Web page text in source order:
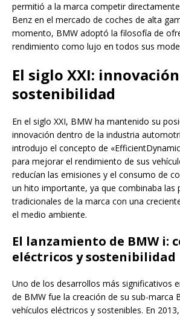
permitió a la marca competir
Benz en el mercado de coches de alta
momento, BMW adoptó la filosofía de
rendimiento como lujo en todos sus
El siglo XXI:
sostenibilidad
En el siglo XXI, BMW ha mantenido su
innovación dentro de la industria
introdujo el concepto de
para mejorar el rendimiento de sus
reducían las emisiones y el consumo de
un hito importante, ya que combinaba las
tradicionales de la marca con una
el medio ambiente.
El lanzamiento de BMW i:
eléctricos y sostenibilidad
Uno de los desarrollos más significativos
de BMW fue la creación de su sub-marca
vehículos eléctricos y sostenibles. En